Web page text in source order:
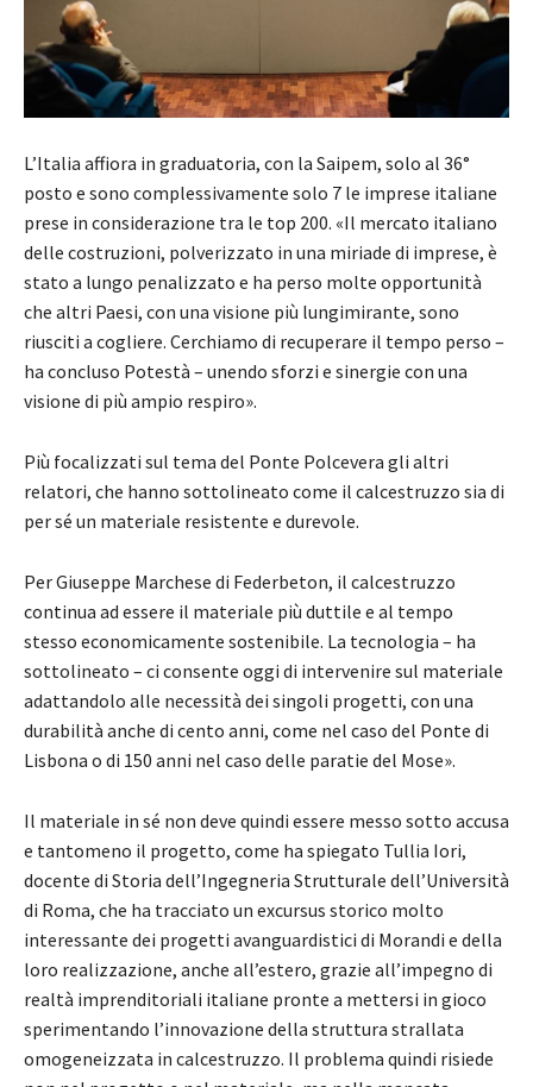
L’Italia affiora in graduatoria, con la Saipem, solo al 36°
posto e sono complessivamente solo 7 le imprese italiane
prese in considerazione tra le top 200. «Il mercato italiano
delle costruzioni, polverizzato in una miriade di imprese, è
stato a lungo penalizzato e ha perso molte opportunità
che altri Paesi, con una visione più lungimirante, sono
riusciti a cogliere. Cerchiamo di recuperare il tempo perso –
ha concluso Potestà – unendo sforzi e sinergie con una
visione di più ampio respiro».
Più focalizzati sul tema del Ponte Polcevera gli altri
relatori, che hanno sottolineato come il calcestruzzo sia di
per sé un materiale resistente e durevole.
Per Giuseppe Marchese di Federbeton, il calcestruzzo
continua ad essere il materiale più duttile e al tempo
stesso economicamente sostenibile. La tecnologia – ha
sottolineato – ci consente oggi di intervenire sul materiale
adattandolo alle necessità dei singoli progetti, con una
durabilità anche di cento anni, come nel caso del Ponte di
Lisbona o di 150 anni nel caso delle paratie del Mose».
Il materiale in sé non deve quindi essere messo sotto accusa
e tantomeno il progetto, come ha spiegato Tullia Iori,
docente di Storia dell’Ingegneria Strutturale dell’Università
di Roma, che ha tracciato un excursus storico molto
interessante dei progetti avanguardistici di Morandi e della
loro realizzazione, anche all’estero, grazie all’impegno di
realtà imprenditoriali italiane pronte a mettersi in gioco
sperimentando l’innovazione della struttura strallata
omogeneizzata in calcestruzzo. Il problema quindi risiede